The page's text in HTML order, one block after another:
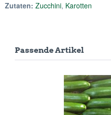
Zutaten: Zucchini, Karotten
Passende Artikel